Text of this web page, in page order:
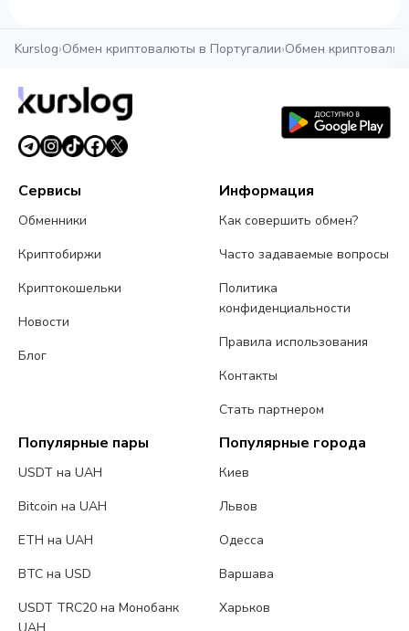
Kurslog›Обмен криптовалюты в Португалии›Обмен
Сервисы
Обменники
Криптобиржи
Криптокошельки
Новости
Блог
Информация
Как совершить обмен?
Часто задаваемые вопросы
Политика
конфиденциальности
Правила использования
Контакты
Стать партнером
Популярные пары
USDT на UAH
Bitcoin на UAH
ETH на UAH
BTC на USD
USDT TRC20 на Монобанк
Популярные города
Киев
Львов
Одесса
Варшава
Харьков